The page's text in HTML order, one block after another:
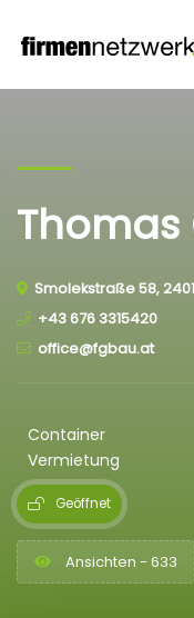
Thomas
Smolekstraße 58,
+43 676 3315420
office@fgbau.at
Container
Vermietung
Geöffnet
Ansichten - 633